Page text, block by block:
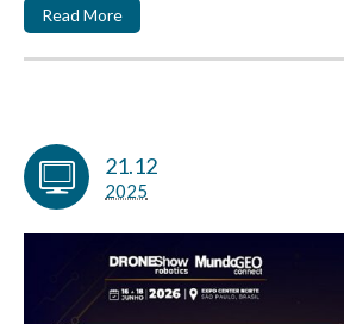
Read More
21.12
2025